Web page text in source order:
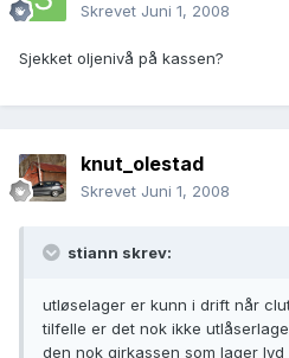
Skrevet Juni 1, 2008
Sjekket oljenivå på kassen?
knut_olestad
Skrevet Juni 1, 2008
stiann skrev:
utløselager er kunn i drift når
tilfelle er det nok ikke
den nok girkassen som lager lyd